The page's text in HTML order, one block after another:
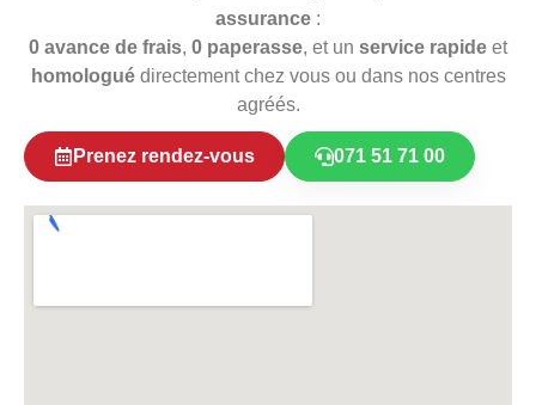
assurance :
0 avance de frais, 0 paperasse, et un service rapide et
homologuédirectement chez vous ou dans nos centres
agréés.
Prenez rendez-vous 071 51 71 00